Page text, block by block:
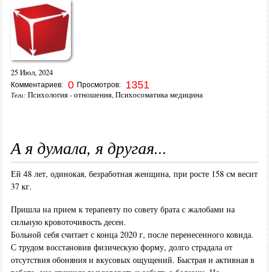
25 Июл, 2024
Комментариев: 0 Просмотров: 1351
Теги: Психология - отношения,Психосоматика медицина
А я думала, я другая...
Ей 48 лет, одинокая, безработная женщина, при росте 158 см весит
37 кг.
Пришла на прием к терапевту по совету брата с жалобами на
сильную кровоточивость десен.
Больной себя считает с конца 2020 г, после перенесенного ковида.
С трудом восстановив физическую форму, долго страдала от
отсутствия обоняния и вкусовых ощущений. Быстрая и активная в